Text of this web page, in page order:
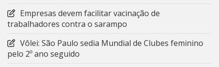
Empresas devem facilitar vacinação de
trabalhadores contra o sarampo
Vôlei: São Paulo sedia Mundial de Clubes feminino
pelo 2º ano seguido